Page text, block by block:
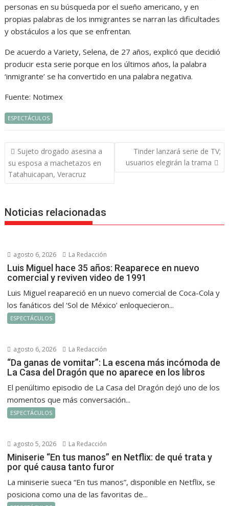
personas en su búsqueda por el sueño americano, y en
propias palabras de los inmigrantes se narran las dificultades
y obstáculos a los que se enfrentan.
De acuerdo a Variety, Selena, de 27 años, explicó que decidió
producir esta serie porque en los últimos años, la palabra
‘inmigrante’ se ha convertido en una palabra negativa.
Fuente: Notimex
ESPECTÁCULOS
Navegación
de
entradas
Sujeto drogado asesina a
su esposa a machetazos en
Tatahuicapan, Veracruz
Tinder lanzará serie de TV;
usuarios elegirán la trama
Noticias relacionadas
agosto 6, 2026 La Redacción
Luis Miguel hace 35 años: Reaparece en nuevo
comercial y reviven video de 1991
Luis Miguel reapareció en un nuevo comercial de Coca-Cola y
los fanáticos del ‘Sol de México’ enloquecieron...
ESPECTÁCULOS
agosto 6, 2026 La Redacción
“Da ganas de vomitar”: La escena más incómoda de
La Casa del Dragón que no aparece en los libros
El penúltimo episodio de La Casa del Dragón dejó uno de los
momentos que más conversación...
ESPECTÁCULOS
agosto 5, 2026 La Redacción
Miniserie “En tus manos” en Netflix: de qué trata y
por qué causa tanto furor
La miniserie sueca “En tus manos”, disponible en Netflix, se
posiciona como una de las favoritas de...